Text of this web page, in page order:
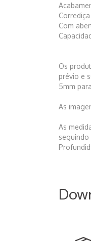
Com
Os
prévio e
5mm
As
As
seguindo